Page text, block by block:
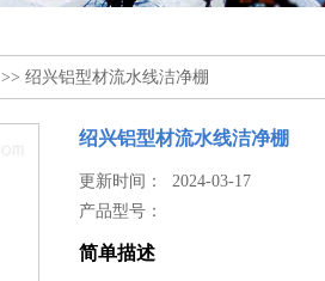
>> 绍兴铝型材流水线洁净棚
绍兴铝型材流水线洁净棚
更新时间： 2024-03-17
产品型号：
简单描述